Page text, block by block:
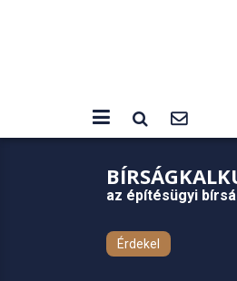
az építésügyi
Érdekel